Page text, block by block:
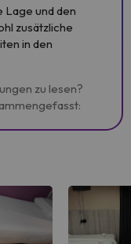
Lage und den
zusätzliche
in den
zu lesen?